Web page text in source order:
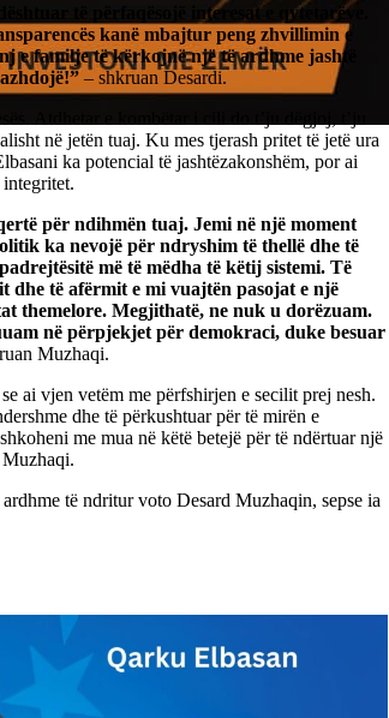
të përfaqësojë interesat e qytetarëve.
kanë mbajtur peng zhvillimin e
e familje të kërkojnë një të ardhme jashtë
– shkruan Desardi.
në jetën tuaj. Ku mes tjerash pritet të jetë ura
ka potencial të jashtëzakonshëm, por ai
për ndihmën tuaj. Jemi në një moment
ka nevojë për ndryshim të thellë dhe të
më të mëdha të këtij sistemi. Të
të afërmit e mi vuajtën pasojat e një
themelore. Megjithatë, ne nuk u dorëzuam.
në përpjekjet për demokraci, duke besuar
Muzhaqi.
ai vjen vetëm me përfshirjen e secilit prej nesh.
dhe të përkushtuar për të mirën e
me mua në këtë betejë për të ndërtuar një
Muzhaqi.
të ndritur voto Desard Muzhaqin, sepse ia